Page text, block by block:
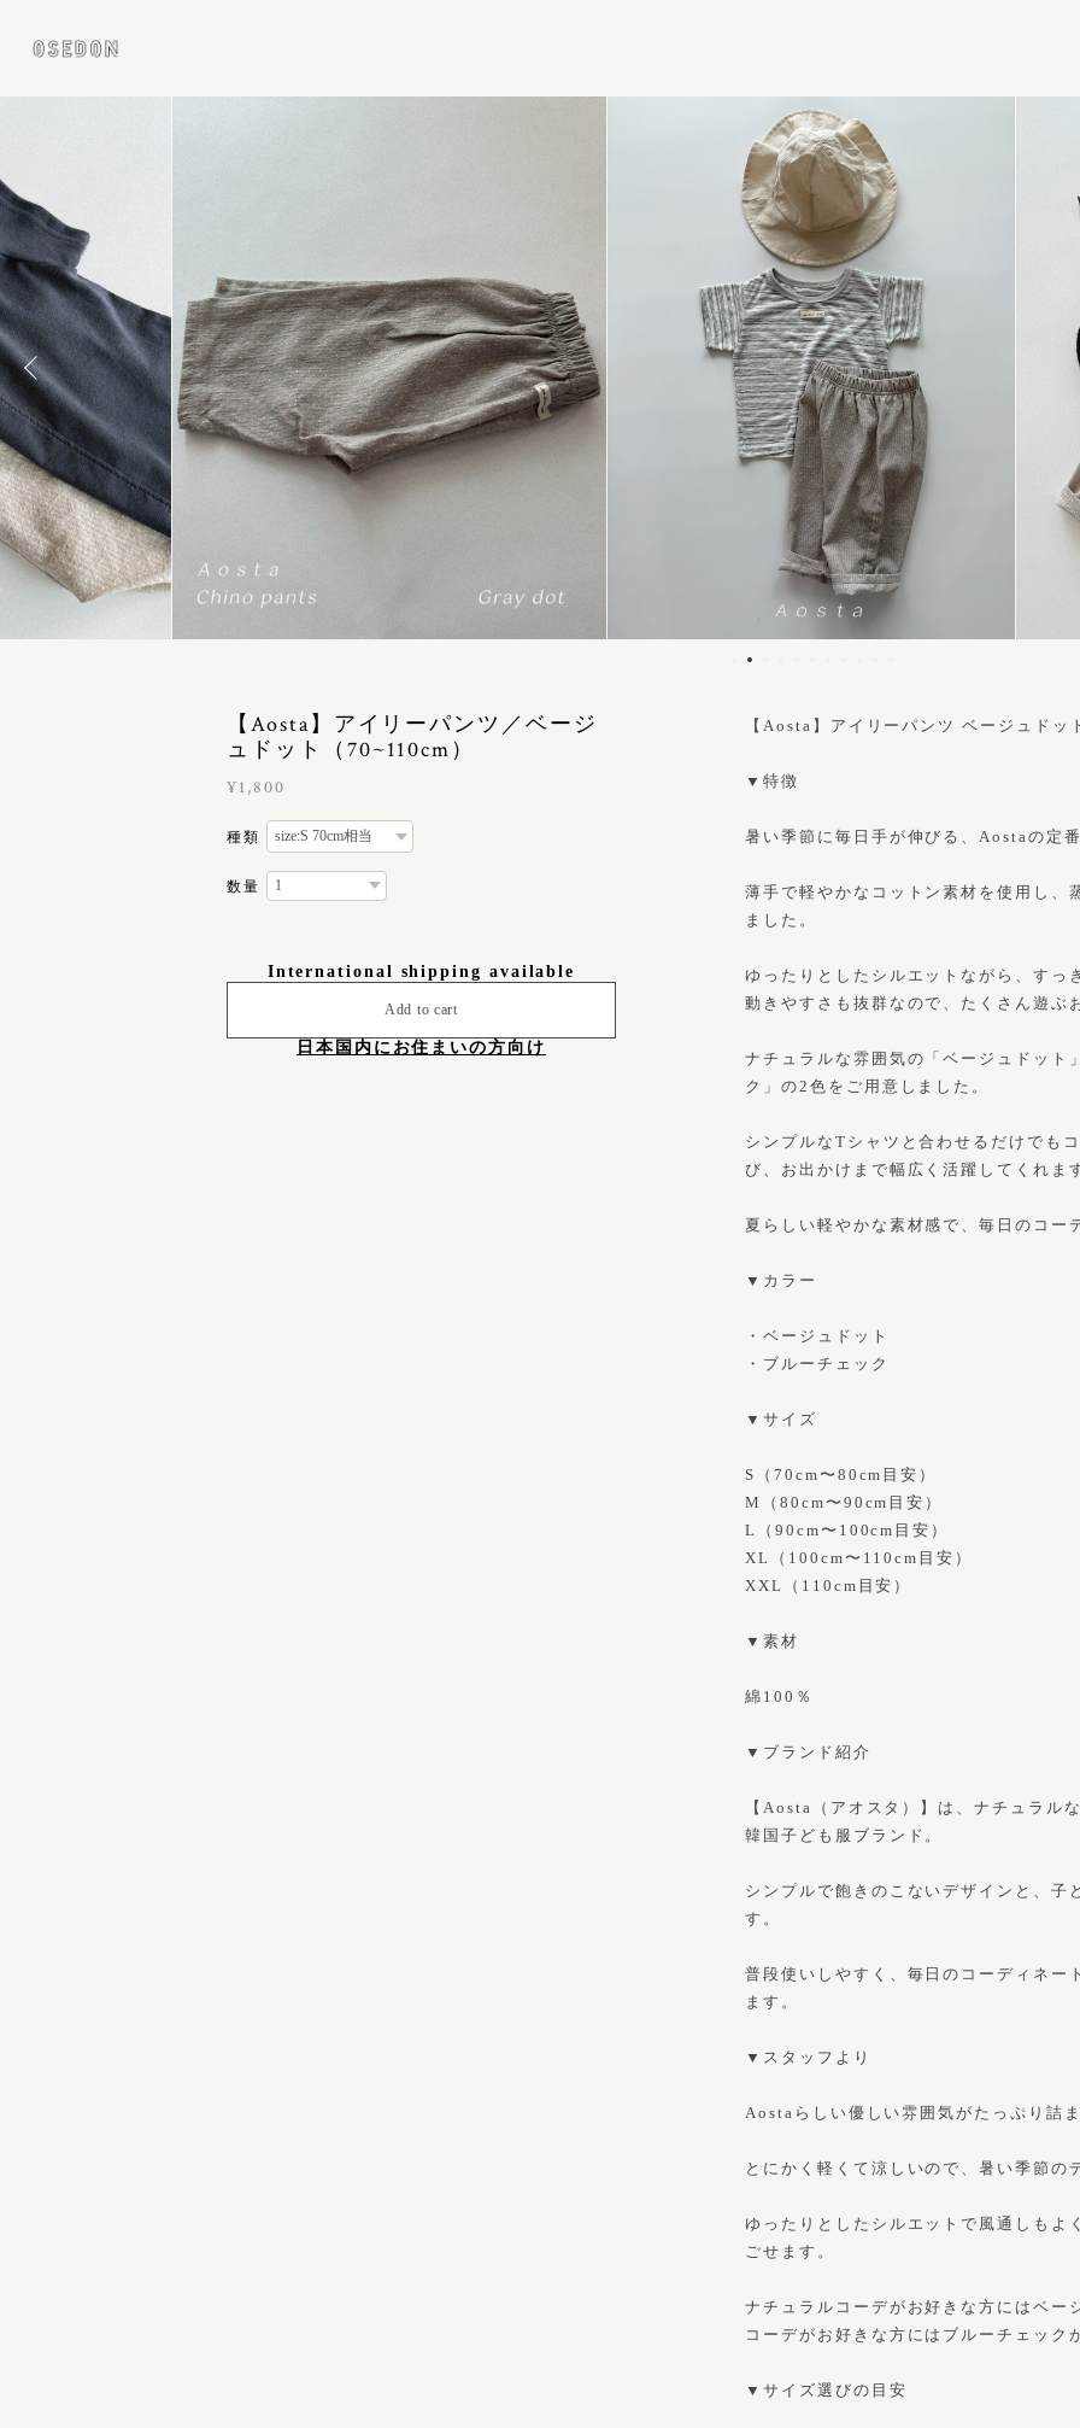
【Aosta】アイリーパンツ／ベージ
ュドット（70~110cm）
¥1,800
種類
数量
International shipping available
Add to cart
日本国内にお住まいの方向け
【Aosta】アイリーパンツ ベージュド
▼特徴
暑い季節に毎日手が伸びる、Aostaの定
薄手で軽やかなコットン素材を使用し、
ました。
ゆったりとしたシルエットながら、すっ
動きやすさも抜群なので、たくさん遊ぶ
ナチュラルな雰囲気の「ベージュドット
ク」の2色をご用意しました。
シンプルなTシャツと合わせるだけでも
び、お出かけまで幅広く活躍してくれま
夏らしい軽やかな素材感で、毎日のコー
▼カラー
・ベージュドット
・ブルーチェック
▼サイズ
S（70cm〜80cm目安）
M（80cm〜90cm目安）
L（90cm〜100cm目安）
XL（100cm〜110cm目安）
XXL（110cm目安）
▼素材
綿100％
▼ブランド紹介
【Aosta（アオスタ）】は、ナチュラル
韓国子ども服ブランド。
シンプルで飽きのこないデザインと、子
す。
普段使いしやすく、毎日のコーディネー
ます。
▼スタッフより
Aostaらしい優しい雰囲気がたっぷり詰
とにかく軽くて涼しいので、暑い季節の
ゆったりとしたシルエットで風通しもよ
ごせます。
ナチュラルコーデがお好きな方にはベー
コーデがお好きな方にはブルーチェック
▼サイズ選びの目安